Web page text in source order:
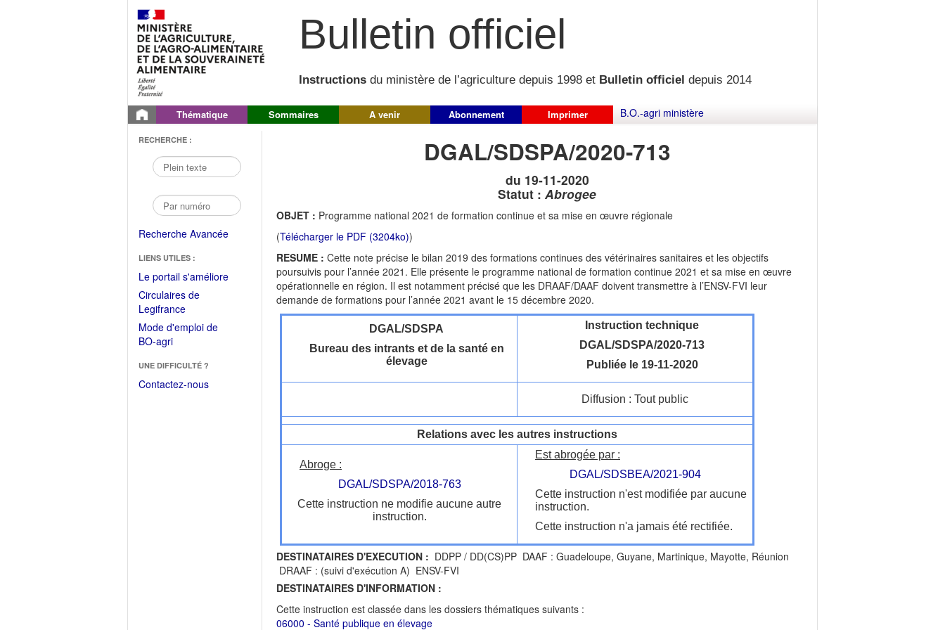
Bulletin officiel
Instructions du ministère de l’agriculture depuis 1998 et Bulletin officiel depuis 2014
Thématique Sommaires A venir Abonnement Imprimer B.O.-agri ministère
RECHERCHE :
Recherche Avancée
LIENS UTILES :
Le portail s'améliore(Fichier
Circulaires de
Legifrance(Ouvrir
dans
une
fenêtre)
Mode d'emploi de
BO-agri(Ouvrir
une
nouvelle
UNE DIFFICULTÉ ?
Contactez-nous
DGAL/SDSPA/2020-713
du 19-11-2020
Statut : Abrogee
OBJET : Programme national 2021 de formation continue et sa mise en œuvre régionale
(Télécharger le PDF (3204ko))
RESUME : Cette note précise le bilan 2019 des formations continues des vétérinaires sanitaires et les objectifs
poursuivis pour l’année 2021. Elle présente le programme national de formation continue 2021 et sa mise en œuvre
opérationnelle en région. Il est notamment précisé que les DRAAF/DAAF doivent transmettre à l’ENSV-FVI leur
demande de formations pour l’année 2021 avant le 15 décembre 2020.
DGAL/SDSPA
Bureau des intrants et de la santé en
élevage
Instruction technique
DGAL/SDSPA/2020-713
Publiée le 19-11-2020
Diffusion : Tout public
Relations avec les autres instructions
Abroge :
DGAL/SDSPA/2018-763
Cette instruction ne modifie aucune autre
instruction.
Est abrogée par :
DGAL/SDSBEA/2021-904
Cette instruction n'est modifiée par aucune
instruction.
Cette instruction n'a jamais été rectifiée.
DESTINATAIRES D'EXECUTION : DDPP / DD(CS)PP DAAF : Guadeloupe, Guyane, Martinique, Mayotte, Réunion
DRAAF : (suivi d'exécution A) ENSV-FVI
DESTINATAIRES D'INFORMATION :
Cette instruction est classée dans les dossiers thématiques suivants :
06000 - Santé publique en élevage